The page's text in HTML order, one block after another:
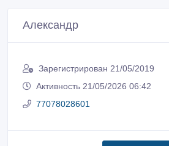
Александр
Зарегистрирован 21/05/2019
Активность 21/05/2026 06:42
77078028601